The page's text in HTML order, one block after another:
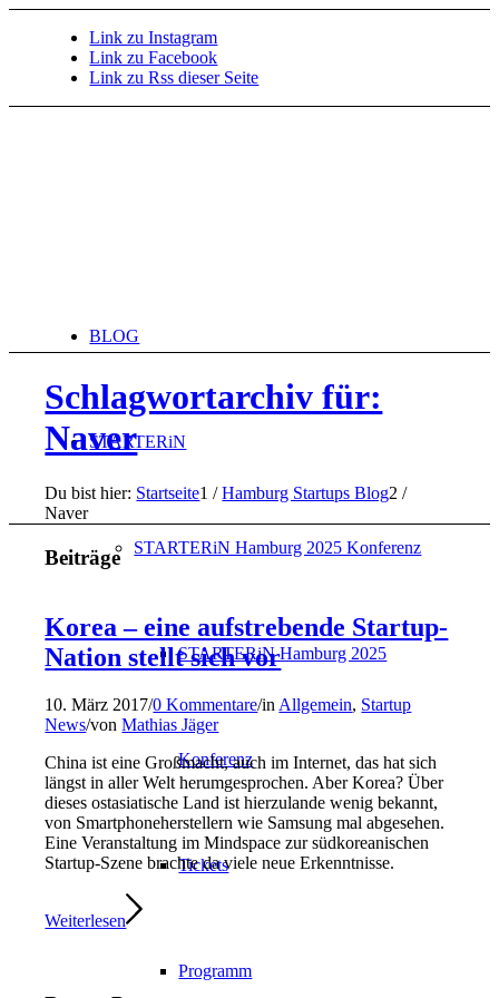
Link zu Instagram
Link zu Facebook
Link zu Rss dieser Seite
BLOG
STARTERiN
STARTERiN Hamburg 2025 Konferenz
STARTERiN Hamburg 2025
Konferenz
Tickets
Programm
Schlagwortarchiv für:
Naver
Du bist hier: Startseite1 / Hamburg Startups Blog2 /
Naver
Beiträge
Korea – eine aufstrebende Startup-
Nation stellt sich vor
10. März 2017/0 Kommentare/in Allgemein, Startup
News/vonMathias Jäger
China ist eine Großmacht, auch im Internet, das hat sich
längst in aller Welt herumgesprochen. Aber Korea? Über
dieses ostasiatische Land ist hierzulande wenig bekannt,
von Smartphoneherstellern wie Samsung mal abgesehen.
Eine Veranstaltung im Mindspace zur südkoreanischen
Startup-Szene brachte da viele neue Erkenntnisse.
Weiterlesen